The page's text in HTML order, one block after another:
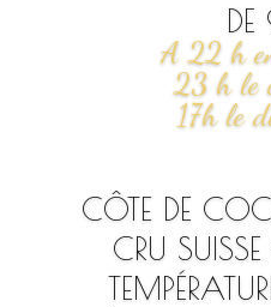
A 22 h
23 h le
17h le
CÔTE DE
CRU